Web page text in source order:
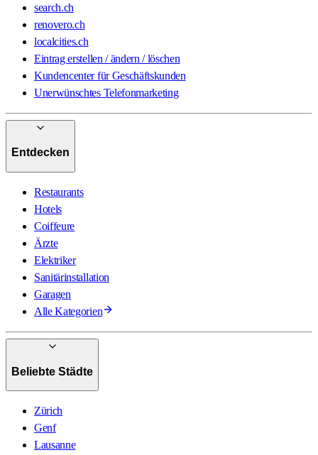
search.ch
renovero.ch
localcities.ch
Eintrag erstellen / ändern / löschen
Kundencenter für Geschäftskunden
Unerwünschtes Telefonmarketing
Entdecken
Restaurants
Hotels
Coiffeure
Ärzte
Elektriker
Sanitärinstallation
Garagen
Alle Kategorien
Beliebte Städte
Zürich
Genf
Lausanne